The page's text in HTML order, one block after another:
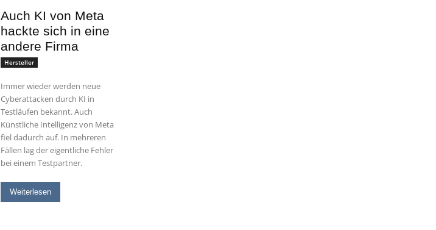
Auch KI von Meta
hackte sich in eine
andere Firma
Hersteller
Immer wieder werden neue
Cyberattacken durch KI in
Testläufen bekannt. Auch
Künstliche Intelligenz von Meta
fiel dadurch auf. In mehreren
Fällen lag der eigentliche Fehler
bei einem Testpartner.
Weiterlesen